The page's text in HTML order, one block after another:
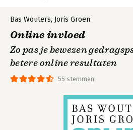
55 stemmen
Bas Wouters, Joris Groen
Online invloed
Zo pas je bewezen
betere online resultaten